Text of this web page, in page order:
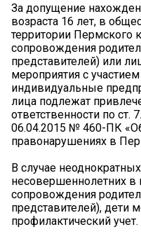
За допущение
возраста 16 лет, в
территории Пермского
сопровождения
представителей) или
мероприятия с
индивидуальные
лица подлежат
ответственности по ст.
06.04.2015 № 460-ПК
правонарушениях в
В случае
несовершеннолетних в
сопровождения
представителей), дети
профилактический учет.